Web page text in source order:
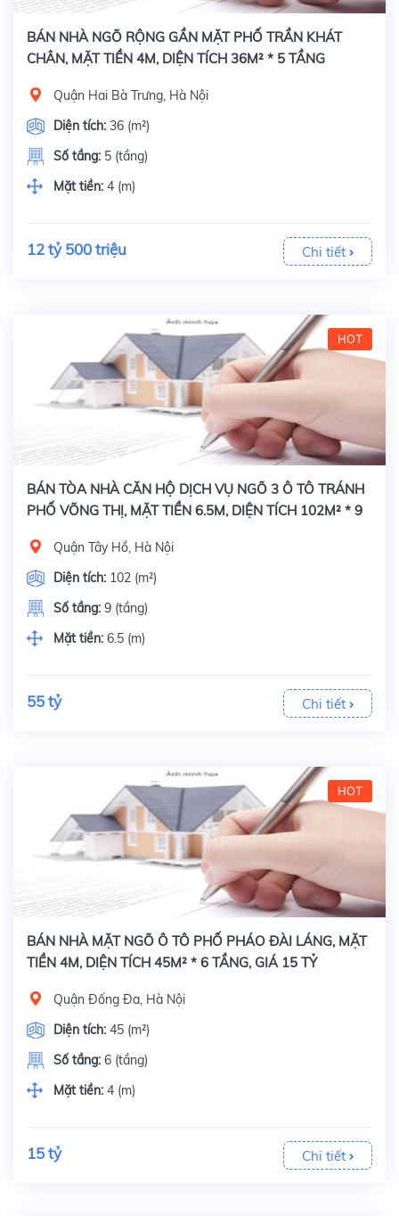
BÁN NHÀ NGÕ RỘNG GẦN MẶT PHỐ TRẦN KHÁT
CHÂN, MẶT TIỀN 4M, DIỆN TÍCH 36M² * 5 TẦNG
Quận Hai Bà Trưng, Hà Nội
Diện tích: 36 (m²)
Số tầng: 5 (tầng)
Mặt tiền: 4 (m)
12 tỷ 500 triệu Chi tiết
HOT
BÁN TÒA NHÀ CĂN HỘ DỊCH VỤ NGÕ 3 Ô TÔ TRÁNH
PHỐ VÕNG THỊ, MẶT TIỀN 6.5M, DIỆN TÍCH 102M² * 9
Quận Tây Hồ, Hà Nội
Diện tích: 102 (m²)
Số tầng: 9 (tầng)
Mặt tiền: 6.5 (m)
55 tỷ Chi tiết
HOT
BÁN NHÀ MẶT NGÕ Ô TÔ PHỐ PHÁO ĐÀI LÁNG, MẶT
TIỀN 4M, DIỆN TÍCH 45M² * 6 TẦNG, GIÁ 15 TỶ
Quận Đống Đa, Hà Nội
Diện tích: 45 (m²)
Số tầng: 6 (tầng)
Mặt tiền: 4 (m)
15 tỷ Chi tiết